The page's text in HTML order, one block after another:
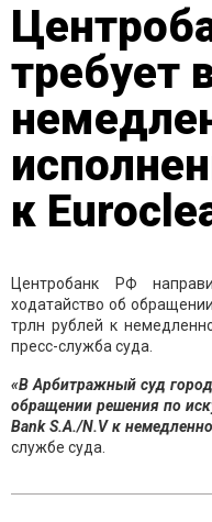
требует
к
Центробанк РФ
ходатайство об
трлн рублей к
пресс-служба суда.
«В Арбитражный суд
обращении решения по
Bank S.A./N.V к
службе суда.